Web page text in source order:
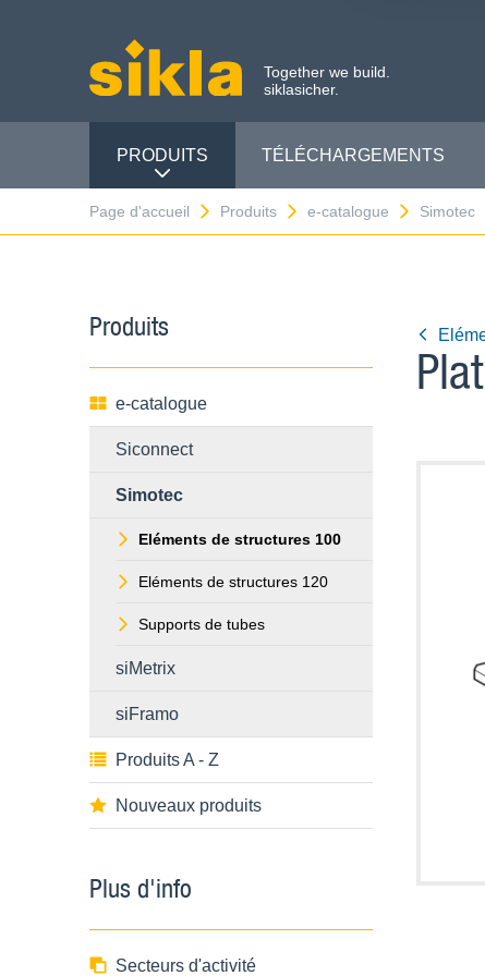
Together we build.
siklasicher.
PRODUITS TÉLÉCHARGEMENTS
Page d'accueil Produits e-catalogue Simotec
Produits
e-catalogue
Siconnect
Simotec
Eléments de structures 100
Eléments de structures 120
Supports de tubes
siMetrix
siFramo
Produits A - Z
Nouveaux produits
Plus d'info
Secteurs d'activité